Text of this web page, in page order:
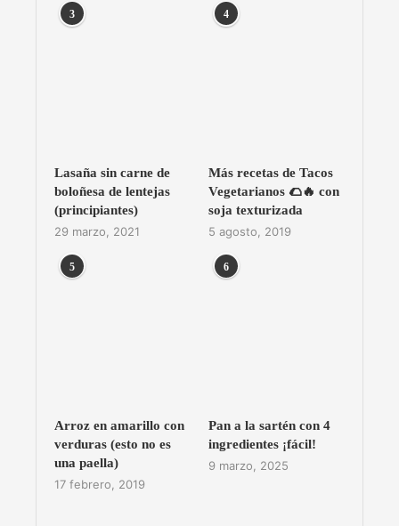
3
Lasaña sin carne de
boloñesa de lentejas
(principiantes)
29 marzo, 2021
4
Más recetas de Tacos
Vegetarianos 🌮🔥 con
soja texturizada
5 agosto, 2019
5
Arroz en amarillo con
verduras (esto no es
una paella)
17 febrero, 2019
6
Pan a la sartén con 4
ingredientes ¡fácil!
9 marzo, 2025